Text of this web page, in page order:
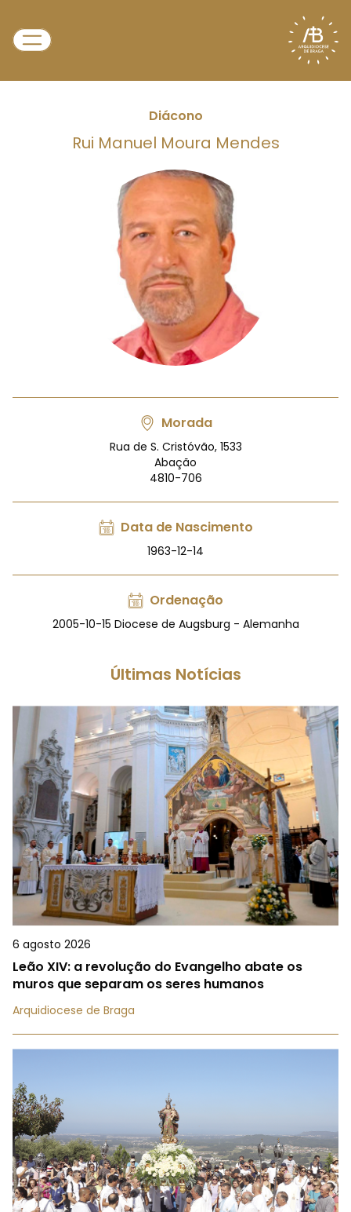
Diácono
Rui Manuel Moura Mendes
Morada
Rua de S. Cristóvão, 1533
Abação
4810-706
Data de Nascimento
1963-12-14
Ordenação
2005-10-15 Diocese de Augsburg - Alemanha
Últimas Notícias
6 agosto 2026
Leão XIV: a revolução do Evangelho abate os
muros que separam os seres humanos
Arquidiocese de Braga